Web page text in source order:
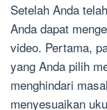
Setelah Anda
Anda dapat
video. Pertama,
yang Anda pilih
menghindari
menyesuaikan